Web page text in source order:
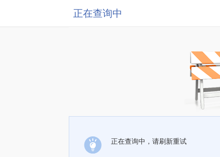
正在查询中
正在查询中，请刷新重试